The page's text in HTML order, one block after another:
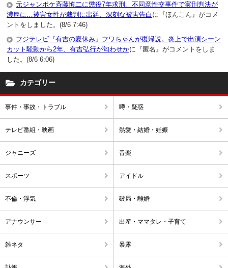
元ジャンポケ斉藤慎二に懲役7年求刑。不同意性交事件で実刑判決が
濃厚に…被害女性が裁判に出廷、深刻な被害告白 に『ほんこん』がコメ
ントをしました。(8/6 7:46)
フジテレビ『有吉の夏休み』フワちゃんが復帰説。炎上で出演シーン
カット騒動から2年、有吉弘行が匂わせかに『匿名』がコメントをしま
した。(8/6 6:06)
カテゴリー
事件・事故・トラブル 噂・疑惑
テレビ番組・映画 熱愛・結婚・妊娠
ジャニーズ 音楽
スポーツ アイドル
不倫・浮気 破局・離婚
アナウンサー 出産・ママタレ・子育て
雑ネタ 暴露